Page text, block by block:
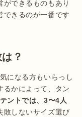
できるものもあり
できるのが一番です
？
になる方もいらっし
るかによって、タン
ントでは、3〜4人
敗しないサイズ選び